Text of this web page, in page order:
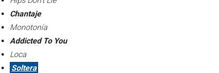
Chantaje
Monotonía
Addicted To You
Loca
Soltera